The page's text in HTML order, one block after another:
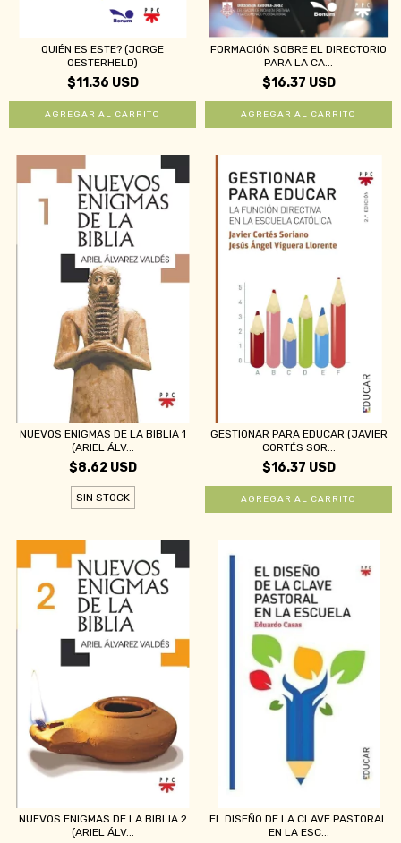
QUIÉN ES ESTE? (JORGE
OESTERHELD)
$11.36 USD
FORMACIÓN SOBRE EL DIRECTORIO
PARA LA CA...
$16.37 USD
NUEVOS ENIGMAS DE LA BIBLIA 1
(ARIEL ÁLV...
$8.62 USD
SIN STOCK
GESTIONAR PARA EDUCAR (JAVIER
CORTÉS SOR...
$16.37 USD
NUEVOS ENIGMAS DE LA BIBLIA 2
(ARIEL ÁLV...
EL DISEÑO DE LA CLAVE PASTORAL
EN LA ESC...